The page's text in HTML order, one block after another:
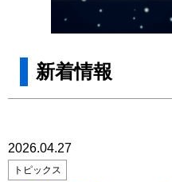
新着情報
2026.04.27
トピックス